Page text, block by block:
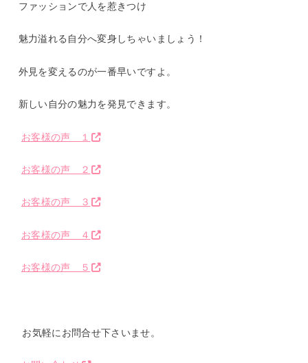
ファッションで人を惹きつけ
魅力溢れる自分へ変身しちゃいましょう！
外見を変えるのが一番早いですよ。
新しい自分の魅力を発見できます。
お客様の声 １
お客様の声 ２
お客様の声 ３
お客様の声 ４
お客様の声 ５
お気軽にお問合せ下さいませ。